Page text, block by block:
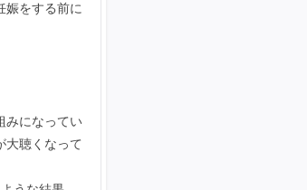
娠をする前に
みになってい
大聴くなって